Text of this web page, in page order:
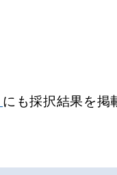
にも採択結果を掲